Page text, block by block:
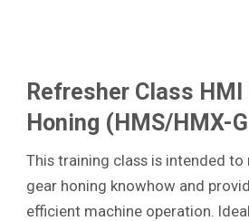
Refresher Class HMI
Honing (HMS/HMX-
This training class is intended
gear honing knowhow and
efficient machine operation.